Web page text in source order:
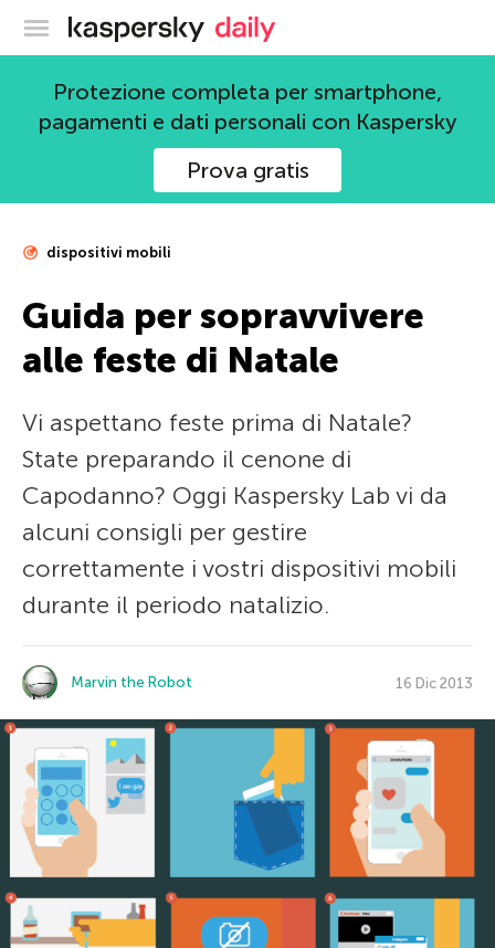
Blog ufficiale di Kaspersky
Protezione completa per smartphone,
pagamenti e dati personali con Kaspersky
Prova gratis
dispositivi mobili
Guida per sopravvivere
alle feste di Natale
Vi aspettano feste prima di Natale?
State preparando il cenone di
Capodanno? Oggi Kaspersky Lab vi da
alcuni consigli per gestire
correttamente i vostri dispositivi mobili
durante il periodo natalizio.
Marvin the Robot 16 Dic 2013